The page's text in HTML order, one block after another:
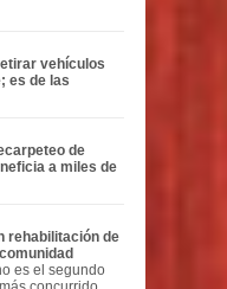
vehículos
es de las
de
a miles de
rehabilitación de
es el segundo